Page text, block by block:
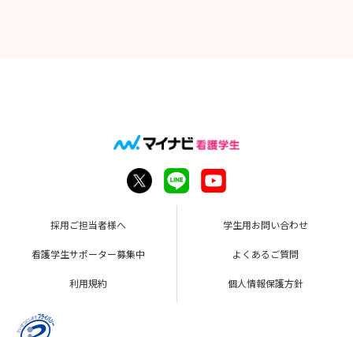
採用ご担当者様へ 学生用お問い合わせ
看護学生サポーター募集中 よくあるご質問
利用規約 個人情報保護方針